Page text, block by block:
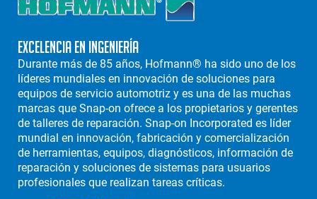
Excelencia en Ingeniería
Durante más de 85 años, Hofmann® ha sido uno de los
líderes mundiales en innovación de soluciones para
equipos de servicio automotriz y es una de las muchas
marcas que Snap-on ofrece a los propietarios y gerentes
de talleres de reparación. Snap-on Incorporated es líder
mundial en innovación, fabricación y comercialización
de herramientas, equipos, diagnósticos, información de
reparación y soluciones de sistemas para usuarios
profesionales que realizan tareas críticas.